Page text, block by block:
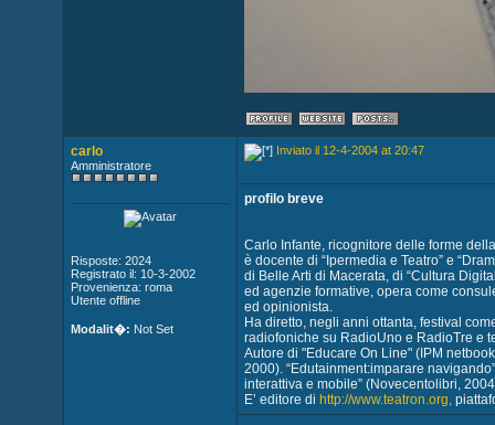
carlo
Amministratore
Risposte: 2024
Registrato il: 10-3-2002
Provenienza: roma
Utente offline
Modalit�: Not Set
Inviato il 12-4-2004 at 20:47
profilo breve
Carlo Infante, ricognitore delle forme
è docente di “Ipermedia e Teatro” e
di Belle Arti di Macerata, di “Cultura
ed agenzie formative, opera come
ed opinionista.
Ha diretto, negli anni ottanta, festival
radiofoniche su RadioUno e RadioTre e
Autore di "Educare On Line" (IPM
2000). “Edutainment:imparare
interattiva e mobile” (Novecentolibri,
E’ editore di http://www.teatron.org,